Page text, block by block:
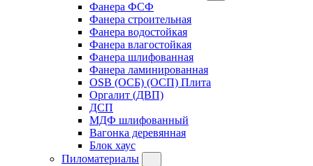
Фанера ФСФ
Фанера строительная
Фанера водостойкая
Фанера влагостойкая
Фанера шлифованная
Фанера ламинированная
OSB (ОСБ) (ОСП) Плита
Оргалит (ДВП)
ДСП
МДФ шлифованный
Вагонка деревянная
Блок хаус
Пиломатериалы